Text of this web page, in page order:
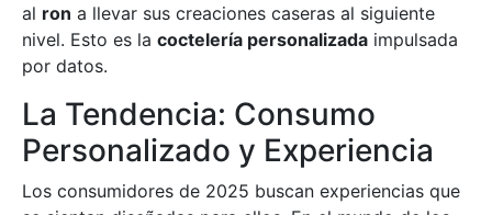
al ron a llevar sus creaciones caseras al siguiente
nivel. Esto es la coctelería personalizada impulsada
por datos.
La Tendencia: Consumo
Personalizado y Experiencia
Los consumidores de 2025 buscan experiencias que